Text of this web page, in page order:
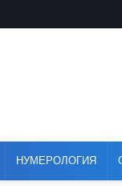
НУМЕРОЛОГИЯ